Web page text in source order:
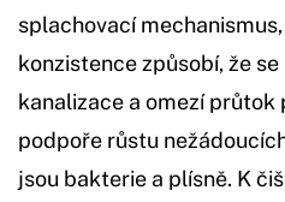
splachovací
konzistence způsobí, že
kanalizace a omezí průtok
podpoře růstu
jsou bakterie a plísně. K